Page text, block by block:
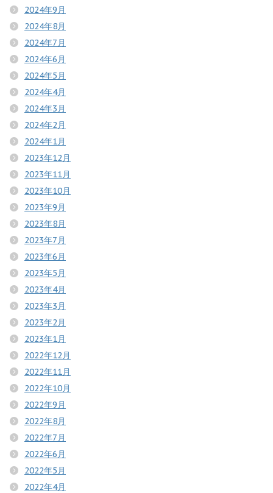
2024年9月
2024年8月
2024年7月
2024年6月
2024年5月
2024年4月
2024年3月
2024年2月
2024年1月
2023年12月
2023年11月
2023年10月
2023年9月
2023年8月
2023年7月
2023年6月
2023年5月
2023年4月
2023年3月
2023年2月
2023年1月
2022年12月
2022年11月
2022年10月
2022年9月
2022年8月
2022年7月
2022年6月
2022年5月
2022年4月